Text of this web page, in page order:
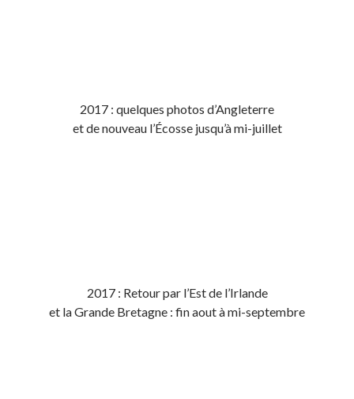
2017 : quelques photos d’Angleterre
et de nouveau l’Écosse jusqu’à mi-juillet
2017 : Retour par l’Est de l’Irlande
et la Grande Bretagne : fin aout à mi-septembre